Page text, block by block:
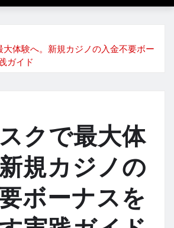
体験へ。新規カジノの入金不要ボー
ガイド
クで最大体
規カジノの
ボーナスを